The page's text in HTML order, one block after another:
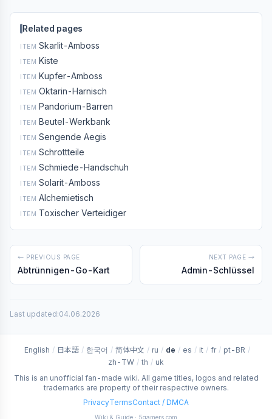
Related pages
ITEM Skarlit-Amboss
ITEM Kiste
ITEM Kupfer-Amboss
ITEM Oktarin-Harnisch
ITEM Pandorium-Barren
ITEM Beutel-Werkbank
ITEM Sengende Aegis
ITEM Schrottteile
ITEM Schmiede-Handschuh
ITEM Solarit-Amboss
ITEM Alchemietisch
ITEM Toxischer Verteidiger
← PREVIOUS PAGE
Abtrünnigen-Go-Kart
NEXT PAGE →
Admin-Schlüssel
Last updated:04.06.2026
English / 日本語 / 한국어 / 简体中文 / ru / de / es / it / fr / pt-BR /
zh-TW / th / uk
This is an unofficial fan-made wiki. All game titles, logos and related
trademarks are property of their respective owners.
PrivacyTermsContact / DMCA
Wiki & Guide · 5gamers.com